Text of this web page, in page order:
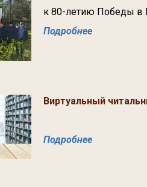
к 80-летию Победы в
Подробнее
Виртуальный
Подробнее